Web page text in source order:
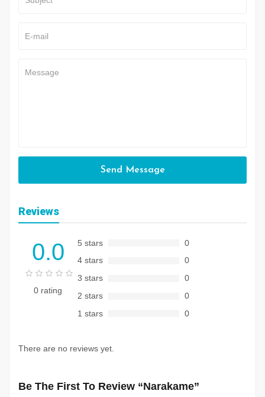
Send Message
Reviews
0.0
0 rating
5 stars
0
4 stars
0
3 stars
0
2 stars
0
1 stars
0
There are no reviews yet.
Be The First To Review “Narakame”